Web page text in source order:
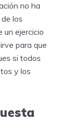
no ha
los
un ejercicio
para que
si todos
y los